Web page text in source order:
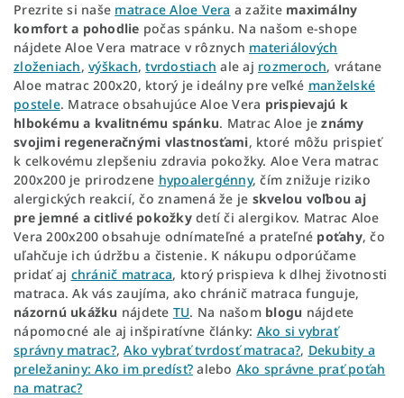
Prezrite si naše matrace Aloe Vera a zažite maximálny
komfort a pohodlie počas spánku. Na našom e-shope
nájdete Aloe Vera matrace v rôznych materiálových
zloženiach, výškach,tvrdostiach ale aj rozmeroch, vrátane
Aloe matrac 200x20, ktorý je ideálny pre veľké manželské
postele. Matrace obsahujúce Aloe Vera prispievajú k
hlbokému a kvalitnému spánku. Matrac Aloe jeznámy
svojimi regeneračnými vlastnosťami, ktoré môžu prispieť
k celkovému zlepšeniu zdravia pokožky. Aloe Vera matrac
200x200 je prirodzene hypoalergénny, čím znižuje riziko
alergických reakcií, čo znamená že je skvelou voľbou aj
pre jemné a citlivé pokožkydetí či alergikov. Matrac Aloe
Vera 200x200 obsahuje odnímateľné a prateľné poťahy, čo
uľahčuje ich údržbu a čistenie. K nákupu odporúčame
pridať aj chránič matraca, ktorý prispieva k dlhej životnosti
matraca. Ak vás zaujíma, ako chránič matraca funguje,
názornú ukážku nájdete TU. Na našom blogu nájdete
nápomocné ale aj inšpiratívne články: Ako si vybrať
správny matrac?,Ako vybrať tvrdosť matraca?, Dekubity a
preležaniny: Ako im predísť? alebo Ako správne prať poťah
na matrac?